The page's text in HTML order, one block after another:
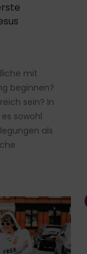
mit
beginnen?
sein? In
sowohl
als